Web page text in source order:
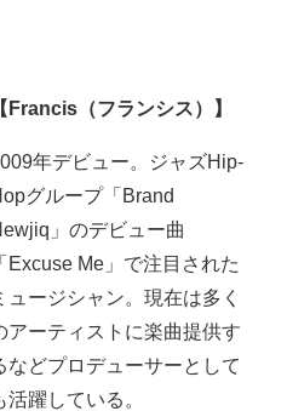
Francis（フランシス）】
年デビュー。ジャズHip-
グループ「Brand
」のデビュー曲
Excuse Me」で注目された
ュージシャン。現在は多く
アーティストに楽曲提供す
などプロデューサーとして
活躍している。